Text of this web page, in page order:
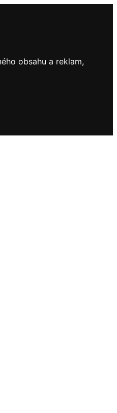
obsahu a reklam,